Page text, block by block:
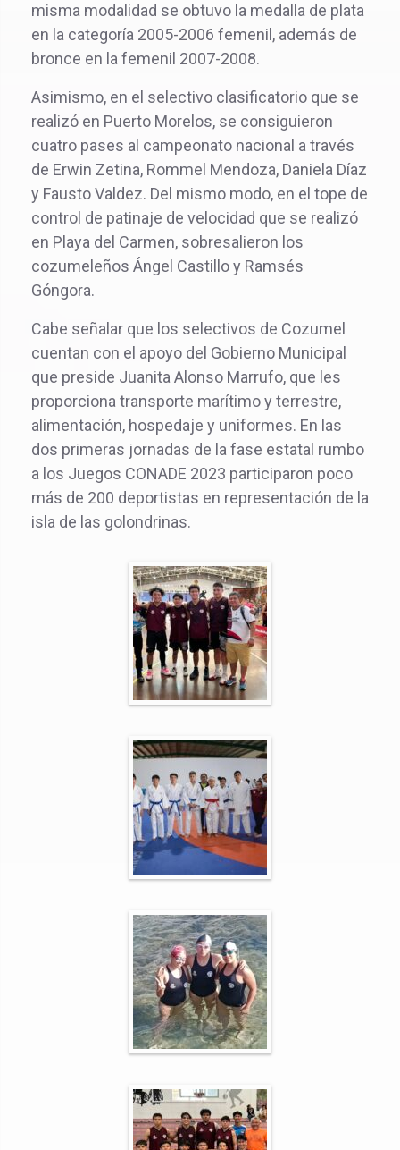
misma modalidad se obtuvo la medalla de plata
en la categoría 2005-2006 femenil, además de
bronce en la femenil 2007-2008.
Asimismo, en el selectivo clasificatorio que se
realizó en Puerto Morelos, se consiguieron
cuatro pases al campeonato nacional a través
de Erwin Zetina, Rommel Mendoza, Daniela Díaz
y Fausto Valdez. Del mismo modo, en el tope de
control de patinaje de velocidad que se realizó
en Playa del Carmen, sobresalieron los
cozumeleños Ángel Castillo y Ramsés
Góngora.
Cabe señalar que los selectivos de Cozumel
cuentan con el apoyo del Gobierno Municipal
que preside Juanita Alonso Marrufo, que les
proporciona transporte marítimo y terrestre,
alimentación, hospedaje y uniformes. En las
dos primeras jornadas de la fase estatal rumbo
a los Juegos CONADE 2023 participaron poco
más de 200 deportistas en representación de la
isla de las golondrinas.